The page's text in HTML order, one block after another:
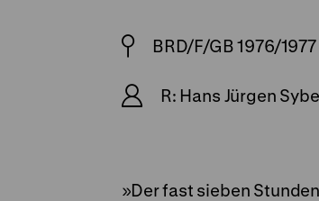
BRD/F/GB 1976/1977
R: Hans Jürgen
»Der fast sieben